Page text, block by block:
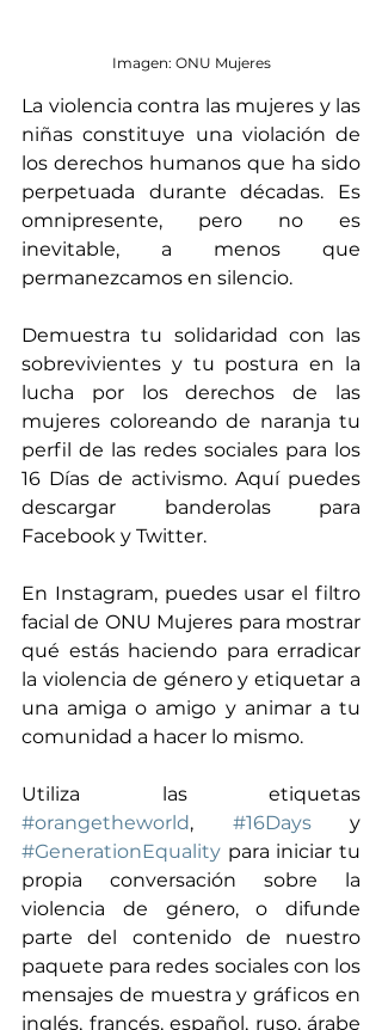
Imagen: ONU Mujeres
La violencia contra las mujeres y las
niñas constituye una violación de
los derechos humanos que ha sido
perpetuada durante décadas. Es
omnipresente, pero no es
inevitable, a menos que
permanezcamos en silencio.
Demuestra tu solidaridad con las
sobrevivientes y tu postura en la
lucha por los derechos de las
mujeres coloreando de naranja tu
perfil de las redes sociales para los
16 Días de activismo. Aquí puedes
descargar banderolas para
Facebook y Twitter.
En Instagram, puedes usar el filtro
facial de ONU Mujeres para mostrar
qué estás haciendo para erradicar
la violencia de género y etiquetar a
una amiga o amigo y animar a tu
comunidad a hacer lo mismo.
#orangetheworld, #16Days
#GenerationEquality para iniciar tu
propia conversación sobre la
violencia de género, o difunde
parte del contenido de nuestro
paquete para redes sociales con los
mensajes de muestra y gráficos en
inglés, francés, español, ruso, árabe